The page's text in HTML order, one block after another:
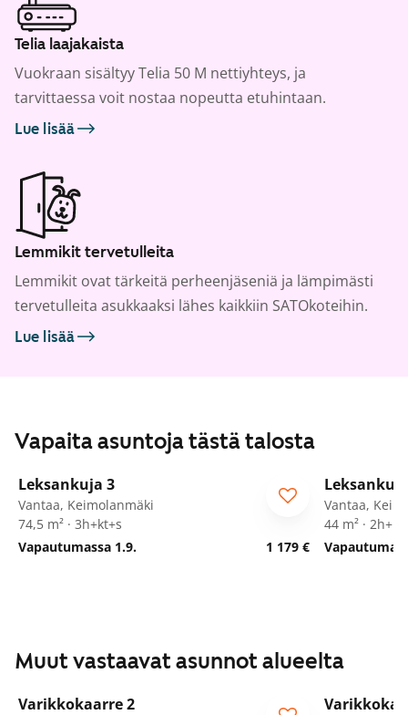
Telia laajakaista
Vuokraan sisältyy Telia 50 M nettiyhteys, ja
tarvittaessa voit nostaa nopeutta etuhintaan.
Lue lisää
Lemmikit tervetulleita
Lemmikit ovat tärkeitä perheenjäseniä ja lämpimästi
tervetulleita asukkaaksi lähes kaikkiin SATOkoteihin.
Lue lisää
Vapaita asuntoja tästä talosta
/29
Leksankuja 3
Vantaa, Keimolanmäki
74,5 m² · 3h+kt+s
Vapautumassa 1.9.
1 179 €
Vantaa,
44 m² · 2h+kt
Muut vastaavat asunnot alueelta
Varikkokaarre 2